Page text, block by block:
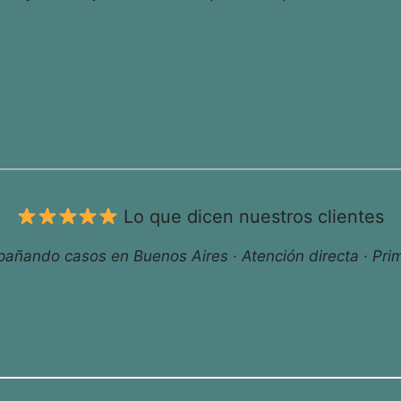
Lo que dicen nuestros clientes
casos en Buenos Aires · Atención directa ·